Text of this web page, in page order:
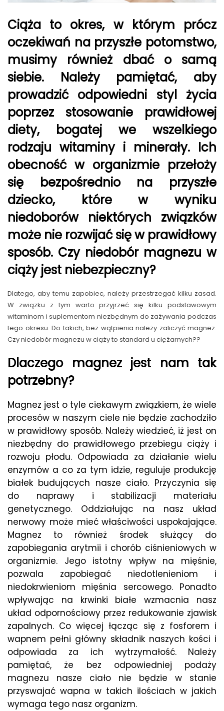
Ciąża to okres, w którym prócz
oczekiwań na przyszłe potomstwo,
musimy również dbać o samą
siebie. Należy pamiętać, aby
prowadzić odpowiedni styl życia
poprzez stosowanie prawidłowej
diety, bogatej we wszelkiego
rodzaju witaminy i minerały. Ich
obecność w organizmie przełoży
się bezpośrednio na przyszłe
dziecko, które w wyniku
niedoborów niektórych związków
może nie rozwijać się w prawidłowy
sposób. Czy niedobór magnezu w
ciąży jest niebezpieczny?
Dlatego, aby temu zapobiec, należy przestrzegać kilku zasad.
W związku z tym warto przyjrzeć się kilku podstawowym
witaminom i suplementom niezbędnym do zażywania podczas
tego okresu. Do takich, bez wątpienia należy zaliczyć magnez.
Czy niedobór magnezu w ciąży to standard u ciężarnych??
Dlaczego magnez jest nam tak
potrzebny?
Magnez jest o tyle ciekawym związkiem, że wiele
procesów w naszym ciele nie będzie zachodziło
w prawidłowy sposób. Należy wiedzieć, iż jest on
niezbędny do prawidłowego przebiegu ciąży i
rozwoju płodu. Odpowiada za działanie wielu
enzymów a co za tym idzie, reguluje produkcję
białek budujących nasze ciało. Przyczynia się
do naprawy i stabilizacji materiału
genetycznego. Oddziałując na nasz układ
nerwowy może mieć właściwości uspokajające.
Magnez to również środek służący do
zapobiegania arytmii i chorób ciśnieniowych w
organizmie. Jego istotny wpływ na mięśnie,
pozwala zapobiegać niedotlenieniom i
niedokrwieniom mięśnia sercowego. Ponadto
wpływając na krwinki białe wzmacnia nasz
układ odpornościowy przez redukowanie zjawisk
zapalnych. Co więcej łącząc się z fosforem i
wapnem pełni główny składnik naszych kości i
odpowiada za ich wytrzymałość. Należy
pamiętać, że bez odpowiedniej podaży
magnezu nasze ciało nie będzie w stanie
przyswajać wapna w takich ilościach w jakich
wymaga tego nasz organizm.